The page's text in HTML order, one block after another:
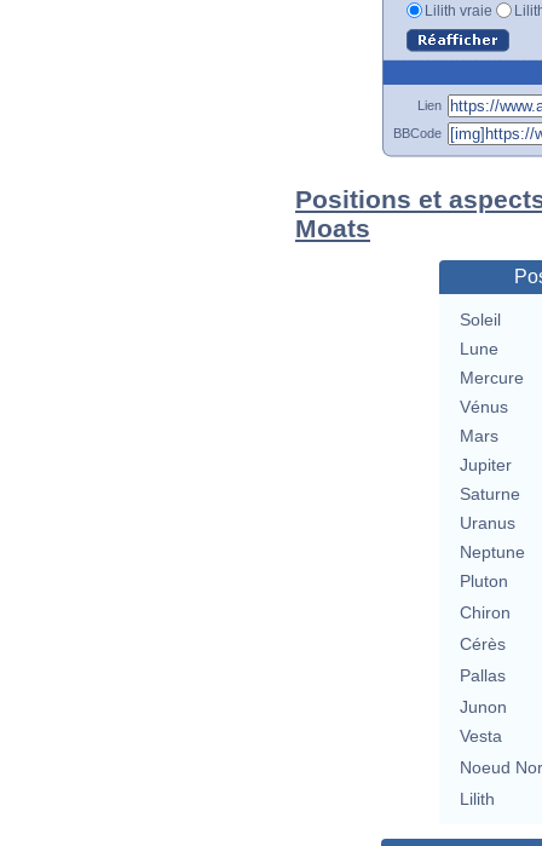
Lilith vraie
Lien
BBCode
Positions et
Moats
Soleil
Lune
Mercure
Vénus
Mars
Jupiter
Saturne
Uranus
Neptune
Pluton
Chiron
Cérès
Pallas
Junon
Vesta
Noeud
Lilith